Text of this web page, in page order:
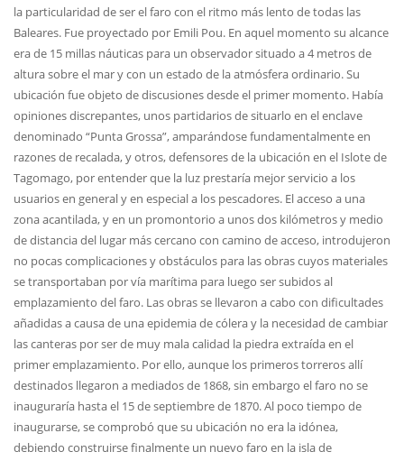
la particularidad de ser el faro con el ritmo más lento de todas las
Baleares. Fue proyectado por Emili Pou. En aquel momento su alcance
era de 15 millas náuticas para un observador situado a 4 metros de
altura sobre el mar y con un estado de la atmósfera ordinario. Su
ubicación fue objeto de discusiones desde el primer momento. Había
opiniones discrepantes, unos partidarios de situarlo en el enclave
denominado “Punta Grossa”, amparándose fundamentalmente en
razones de recalada, y otros, defensores de la ubicación en el Islote de
Tagomago, por entender que la luz prestaría mejor servicio a los
usuarios en general y en especial a los pescadores. El acceso a una
zona acantilada, y en un promontorio a unos dos kilómetros y medio
de distancia del lugar más cercano con camino de acceso, introdujeron
no pocas complicaciones y obstáculos para las obras cuyos materiales
se transportaban por vía marítima para luego ser subidos al
emplazamiento del faro. Las obras se llevaron a cabo con dificultades
añadidas a causa de una epidemia de cólera y la necesidad de cambiar
las canteras por ser de muy mala calidad la piedra extraída en el
primer emplazamiento. Por ello, aunque los primeros torreros allí
destinados llegaron a mediados de 1868, sin embargo el faro no se
inauguraría hasta el 15 de septiembre de 1870. Al poco tiempo de
inaugurarse, se comprobó que su ubicación no era la idónea,
debiendo construirse finalmente un nuevo faro en la isla de